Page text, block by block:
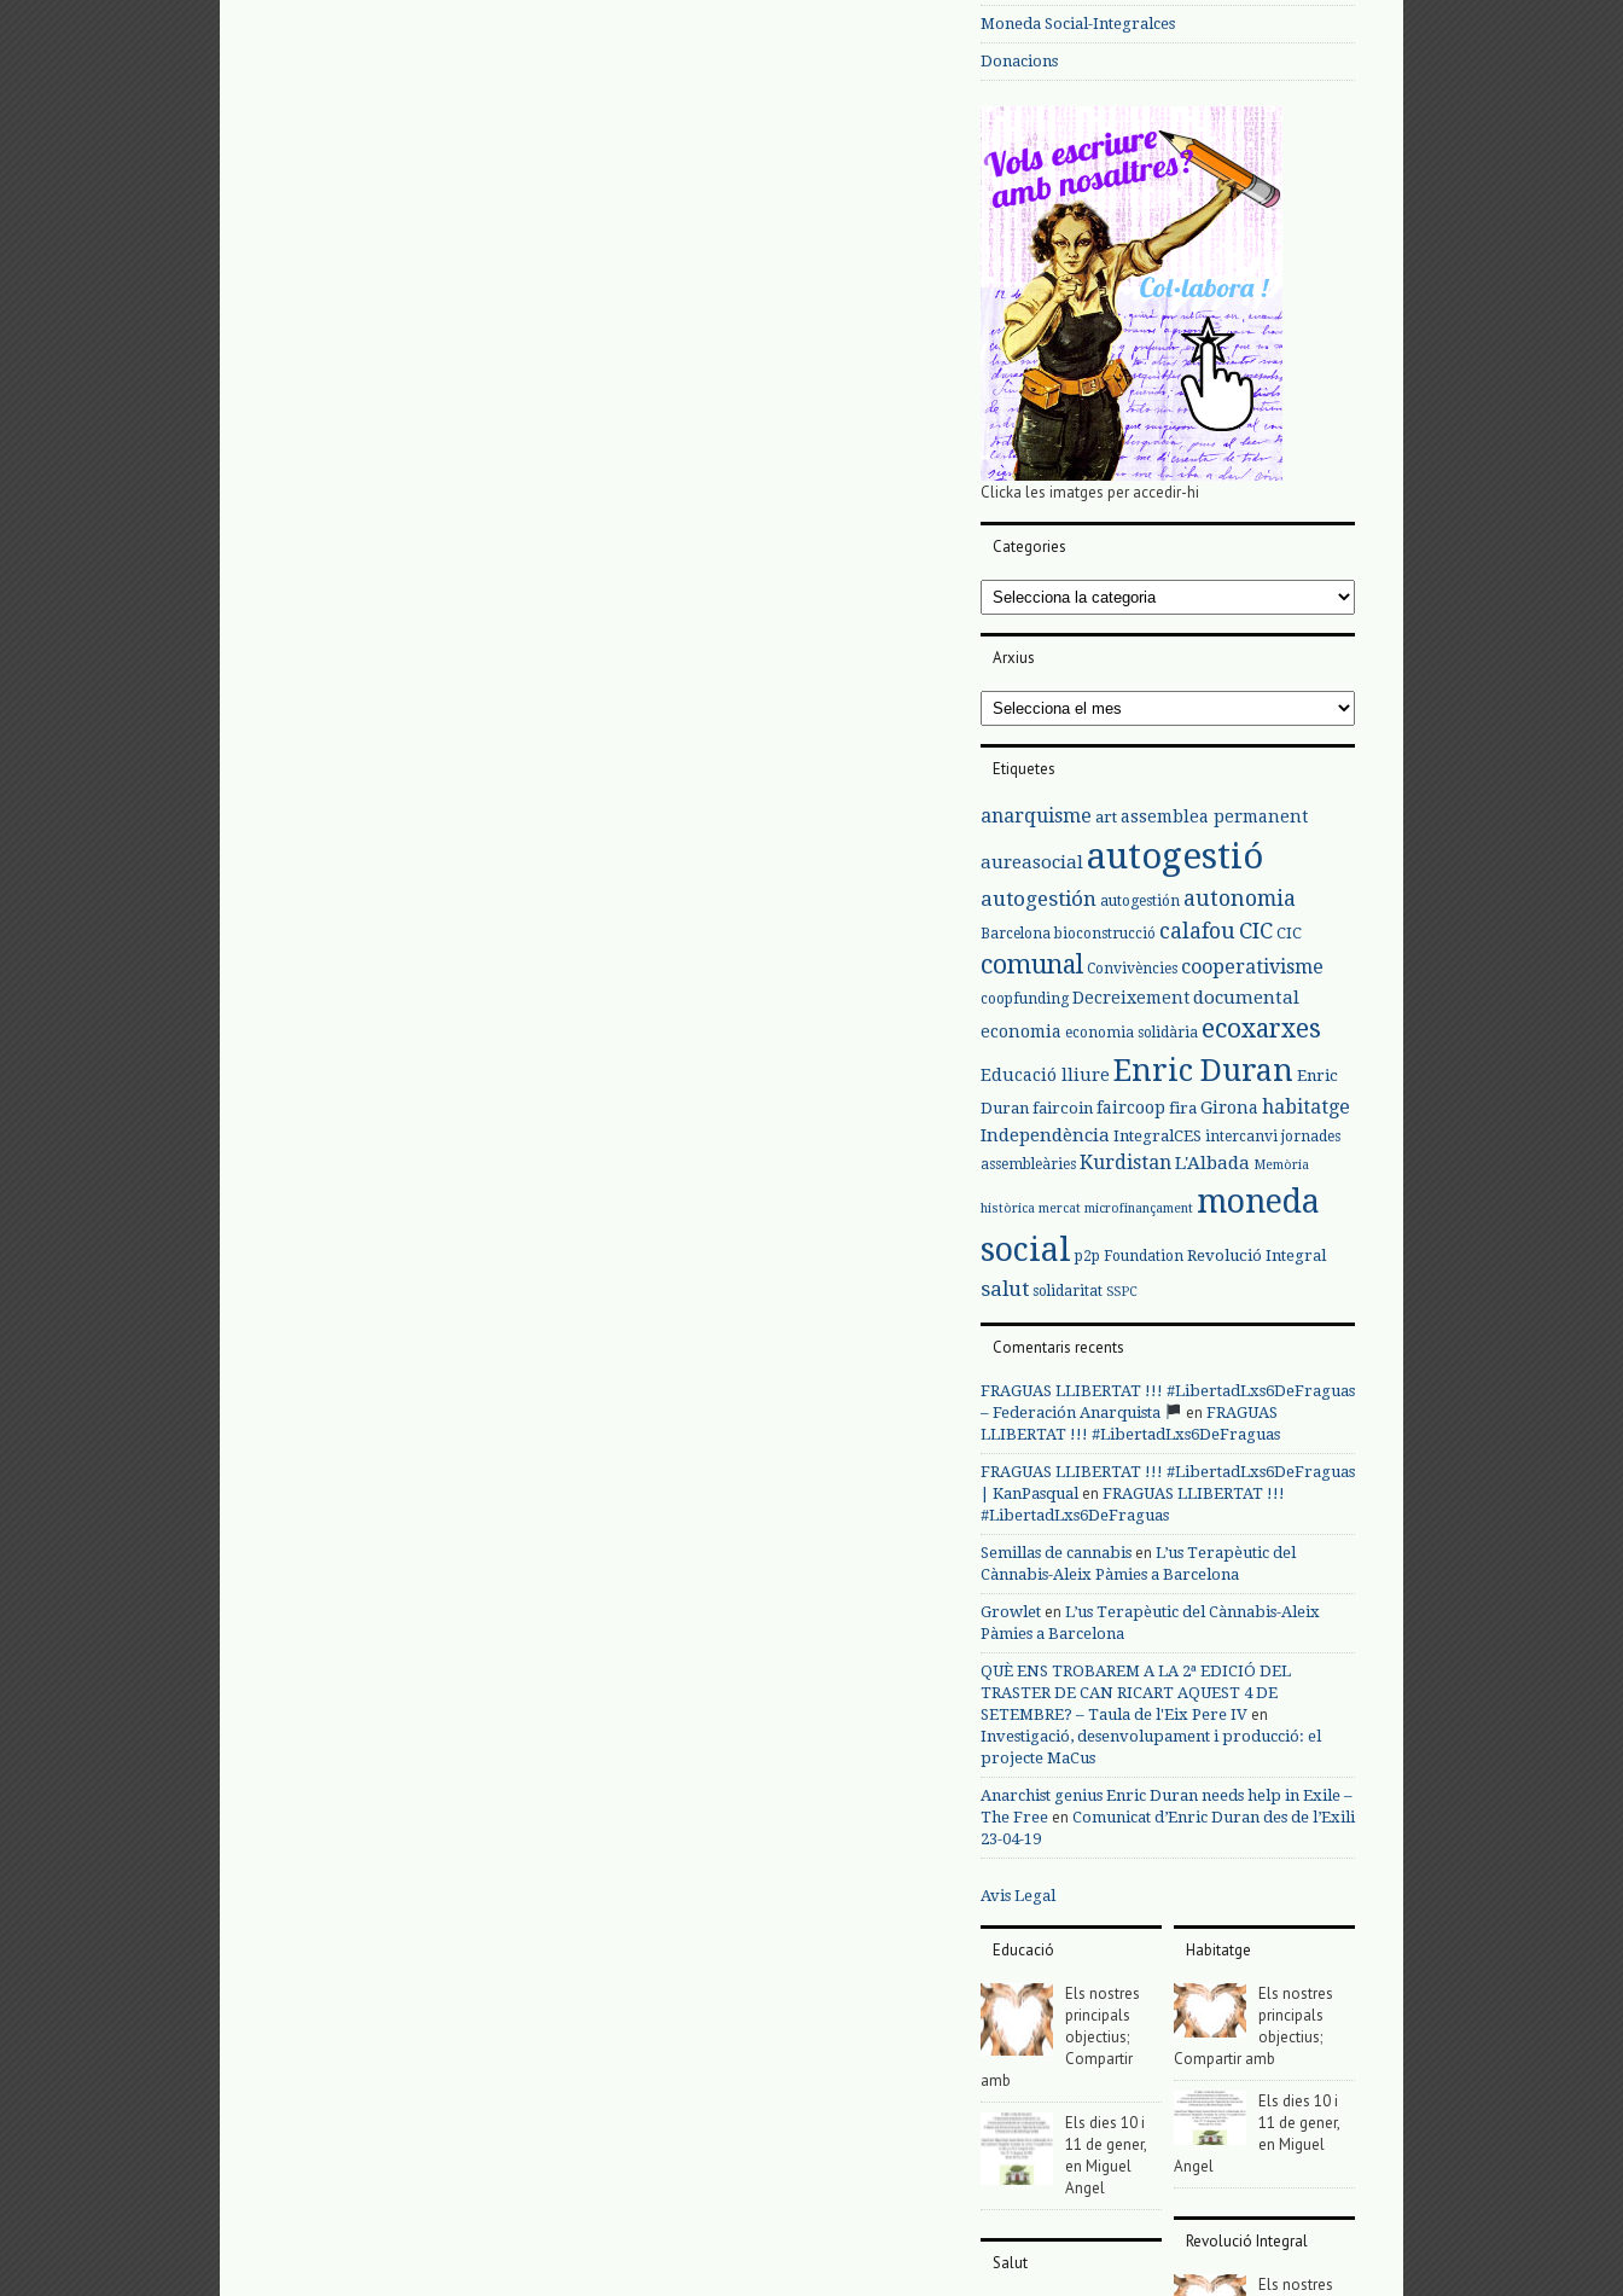
Moneda Social-Integralces
Donacions
Clicka les imatges per accedir-hi
Categories
Categories
Arxius
Arxius
Etiquetes
anarquisme art assemblea permanent
aureasocial autogestió
autogestión autogestión autonomia
Barcelona bioconstrucció calafou CIC CIC
comunal Convivències cooperativisme
coopfunding Decreixementdocumental
economia economia solidària ecoxarxes
Educació lliure Enric Duran Enric
Duran faircoin faircoop fira Girona habitatge
Independència IntegralCES intercanvi jornades
assembleàries Kurdistan L'Albada Memòria
històrica mercat microfinançament moneda
social p2p Foundation Revolució Integral
salut solidaritat SSPC
Comentaris recents
FRAGUAS LLIBERTAT !!! #LibertadLxs6DeFraguas
– Federación Anarquista
en FRAGUAS
LLIBERTAT !!! #LibertadLxs6DeFraguas
FRAGUAS LLIBERTAT !!! #LibertadLxs6DeFraguas
| KanPasqualen FRAGUAS LLIBERTAT !!!
#LibertadLxs6DeFraguas
Semillas de cannabis en L’us Terapèutic del
Cànnabis-Aleix Pàmies a Barcelona
Growlet en L’us Terapèutic del Cànnabis-Aleix
Pàmies a Barcelona
QUÈ ENS TROBAREM A LA 2ª EDICIÓ DEL
TRASTER DE CAN RICART AQUEST 4 DE
SETEMBRE? – Taula de l'Eix Pere IV en
Investigació, desenvolupament i producció: el
projecte MaCus
Anarchist genius Enric Duran needs help in Exile –
The Free en Comunicat d’Enric Duran des de l’Exili
23-04-19
Avis Legal
Educació
Els nostres
principals
objectius;
Compartir
amb
Els dies 10 i
11 de gener,
en Miguel
Angel
Salut
Habitatge
Els nostres
principals
objectius;
Compartir amb
Els dies 10 i
11 de gener,
en Miguel
Angel
Revolució Integral
Els nostres